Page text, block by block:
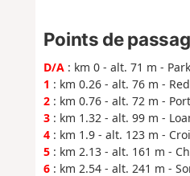
Points de
D/A: km 0 - alt. 71 m -
1 : km 0.26 - alt. 76 m -
2: km 0.76 - alt. 72 m -
3: km 1.32 - alt. 99 m -
4: km 1.9 - alt. 123 m -
5: km 2.13 - alt. 161 m -
6: km 2.54 - alt. 241 m -